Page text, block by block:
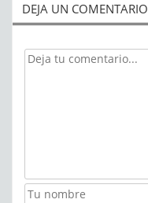
DEJA UN COMENTARIO